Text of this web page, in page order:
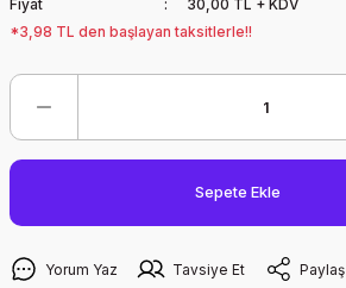
Fiyat
30,00 TL + KDV
*3,98 TL den başlayan taksitlerle!!
Sepete Ekle
Yorum Yaz Tavsiye Et Paylaş